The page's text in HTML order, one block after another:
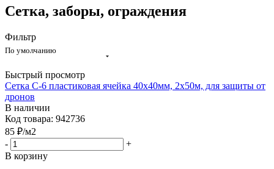
Сетка, заборы, ограждения
Фильтр
По умолчанию
Быстрый просмотр
Сетка С-6 пластиковая ячейка 40х40мм, 2х50м, для защиты от
дронов
В наличии
Код товара: 942736
85 ₽/м2
-
+
В корзину